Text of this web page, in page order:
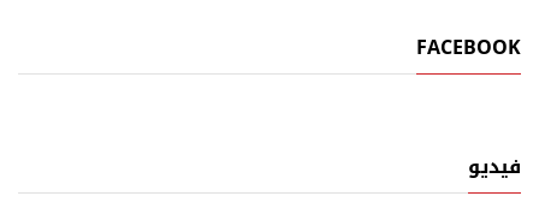
FACEBOOK
فيديو